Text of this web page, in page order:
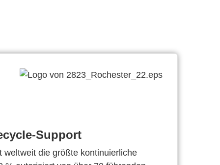
Support
weltweit die größte kontinuierliche